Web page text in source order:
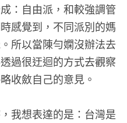
：自由派，和較強調管
感覺到，不同派別的媽
所以當陳勻嫻沒辦法去
過很迂迴的方式去觀察
收斂自己的意見。
我想表達的是：台灣是